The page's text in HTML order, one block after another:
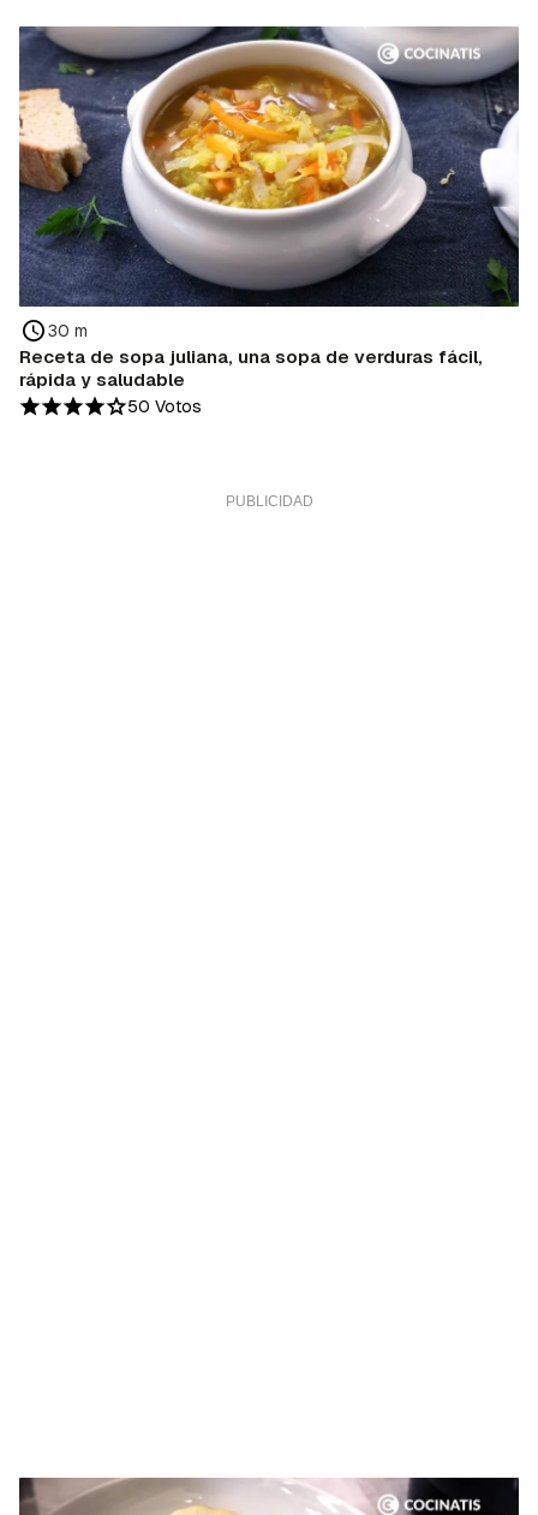
30 m
Receta de sopa juliana, una sopa de verduras fácil,
rápida y saludable
50 Votos